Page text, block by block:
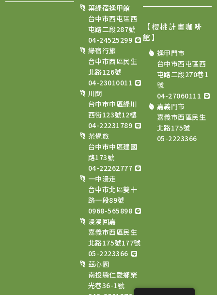
葉綠宿逢甲館
台中市西屯區西
屯路二段287號
04-24525299
綠宿行旅
台中市西區民生
北路126號
04-23010011
川閱
台中市中區綠川
西街123號12樓
04-22231789
茶覺旅
台中市中區建國
路173號
04-22262777
一中漫走
台中市北區雙十
路一段89號
0968-565898
漫漫回嘉
嘉義市西區民生
北路175號177號
05-2223366
茲心園
南投縣仁愛鄉榮
光巷36-1號
【櫻桃計畫咖啡
館】
逢甲門市
台中市西屯區西
屯路二段270巷1
號
04-27060111
嘉義門市
嘉義市西區民生
北路175號
05-2223366